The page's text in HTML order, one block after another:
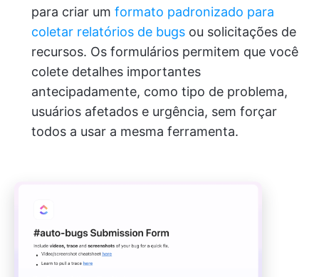
para criar um formato padronizado para
coletar relatórios de bugs ou solicitações de
recursos. Os formulários permitem que você
colete detalhes importantes
antecipadamente, como tipo de problema,
usuários afetados e urgência, sem forçar
todos a usar a mesma ferramenta.